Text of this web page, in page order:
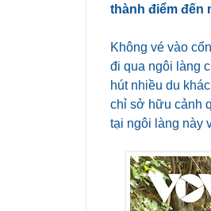
thành điểm đến
Không vé vào
đi qua ngôi làng
hút nhiều du
chỉ sở hữu cảnh
tại ngôi làng này